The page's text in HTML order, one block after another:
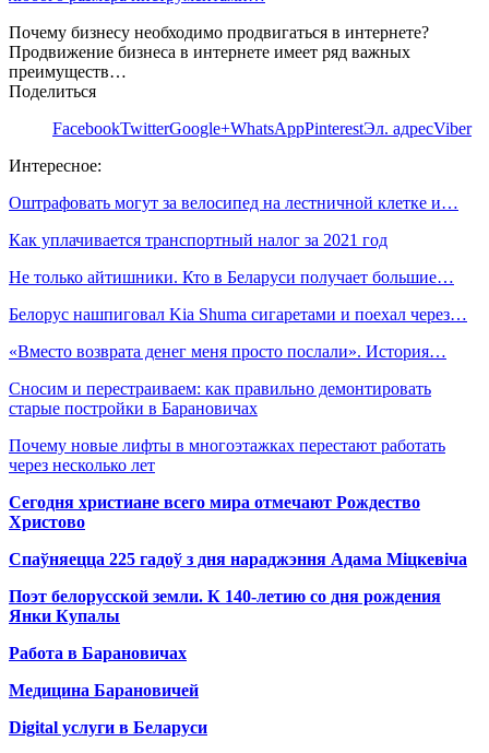
Почему бизнесу необходимо продвигаться в интернете?
Продвижение бизнеса в интернете имеет ряд важных
преимуществ…
Поделиться
FacebookTwitterGoogle+WhatsAppPinterestЭл. адресViber
Интересное:
Оштрафовать могут за велосипед на лестничной клетке и…
Как уплачивается транспортный налог за 2021 год
Не только айтишники. Кто в Беларуси получает большие…
Белорус нашпиговал Kia Shuma сигаретами и поехал через…
«Вместо возврата денег меня просто послали». История…
Сносим и перестраиваем: как правильно демонтировать
старые постройки в Барановичах
Почему новые лифты в многоэтажках перестают работать
через несколько лет
Сегодня христиане всего мира отмечают Рождество
Христово
Спаўняецца 225 гадоў з дня нараджэння Адама Міцкевіча
Поэт белорусской земли. К 140-летию со дня рождения
Янки Купалы
Работа в Барановичах
Медицина Барановичей
Digital услуги в Беларуси